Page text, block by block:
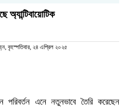
অ্যান্টিবায়োটিক
বৃহস্পতিবার, ২৪ এপ্রিল ২০২৫
পরিবর্তন এনে নতুনভাবে তৈরি করেছেন